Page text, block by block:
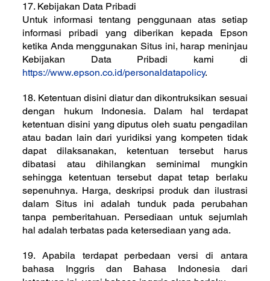
17. Kebijakan Data Pribadi
Untuk informasi tentang penggunaan atas setiap
informasi pribadi yang diberikan kepada Epson
ketika Anda menggunakan Situs ini, harap meninjau
Kebijakan Data Pribadi kami di
https://www.epson.co.id/personaldatapolicy.
18. Ketentuan disini diatur dan dikontruksikan sesuai
dengan hukum Indonesia. Dalam hal terdapat
ketentuan disini yang diputus oleh suatu pengadilan
atau badan lain dari yuridiksi yang kompeten tidak
dapat dilaksanakan, ketentuan tersebut harus
dibatasi atau dihilangkan seminimal mungkin
sehingga ketentuan tersebut dapat tetap berlaku
sepenuhnya. Harga, deskripsi produk dan ilustrasi
dalam Situs ini adalah tunduk pada perubahan
tanpa pemberitahuan. Persediaan untuk sejumlah
hal adalah terbatas pada ketersediaan yang ada.
19. Apabila terdapat perbedaan versi di antara
bahasa Inggris dan Bahasa Indonesia dari